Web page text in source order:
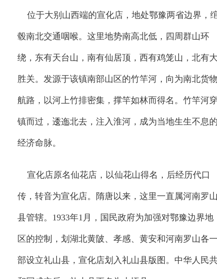
位于大别山西端的宣化店，地处鄂豫两省边界，
毂南北交通咽喉。这里地势南高北低，四周群山环
绕，东有天台山，南有仙居顶，西有鸡笼山，北有
胜关。发源于该镇南部山区的竹竿河，向为南北货
航路，以河上竹排密集，撑竿如林而得名。竹竿河
镇而过，逶迤北去，注入淮河，成为当地生生不息
经济命脉。
宣化店原名仙花店，以仙花山得名，后经历代口
传，转音为宣化店。隋唐以来，这里一直属河南罗
县管辖。 1933年1 月，国民政府为加强对鄂豫边界地
区的控制，划湖北黄陂、孝感、黄安和河南罗山各
部设立礼山县，宣化店划入礼山县版图。中华人民